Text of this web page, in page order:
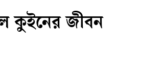
কুইনের জীবন